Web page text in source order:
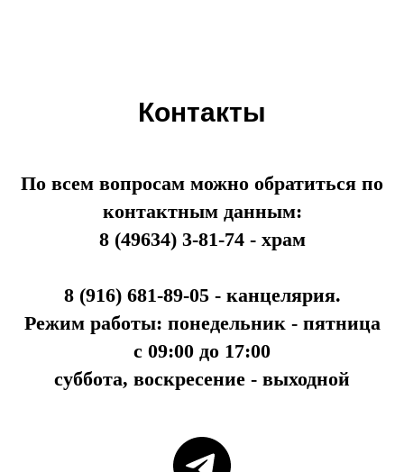
Контакты
По всем вопросам можно обратиться по
контактным данным:
8 (49634) 3-81-74 - храм
8 (916) 681-89-05 - канцелярия.
Режим работы: понедельник - пятница
с 09:00 до 17:00
суббота, воскресение - выходной